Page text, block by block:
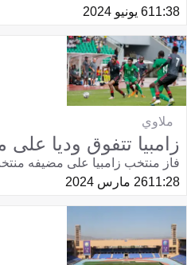
11:386 يونيو 2024
ملاوي
زامبيا تتفوق وديا على
فاز منتخب زامبيا على مضيفه منتخب
11:2826 مارس 2024